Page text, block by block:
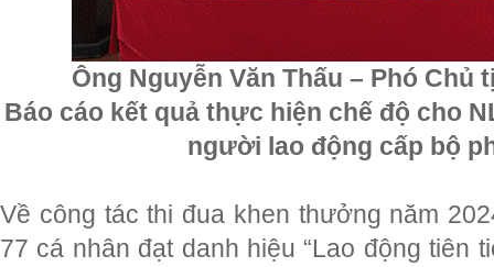
Ông Nguyễn Văn Thấu – Phó Chủ
Báo cáo kết quả thực hiện chế độ cho
người lao động cấp bộ
Về công tác thi đua khen thưởng năm
77 cá nhân đạt danh hiệu “Lao động tiên